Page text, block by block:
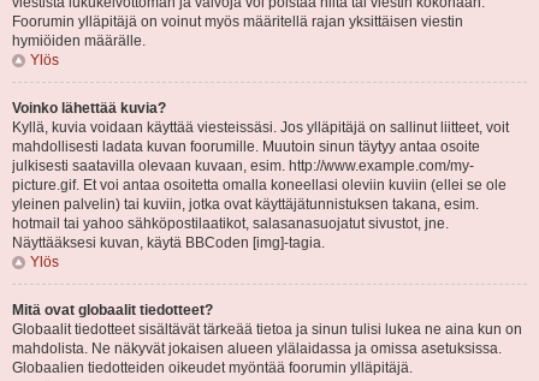
Foorumin ylläpitäjä on voinut myös määritellä rajan yksittäisen viestin
hymiöiden määrälle.
Ylös
Voinko lähettää kuvia?
Kyllä, kuvia voidaan käyttää viesteissäsi. Jos ylläpitäjä on sallinut liitteet, voit
mahdollisesti ladata kuvan foorumille. Muutoin sinun täytyy antaa osoite
julkisesti saatavilla olevaan kuvaan, esim. http://www.example.com/my-
picture.gif. Et voi antaa osoitetta omalla koneellasi oleviin kuviin (ellei se ole
yleinen palvelin) tai kuviin, jotka ovat käyttäjätunnistuksen takana, esim.
hotmail tai yahoo sähköpostilaatikot, salasanasuojatut sivustot, jne.
Näyttääksesi kuvan, käytä BBCoden [img]-tagia.
Ylös
Mitä ovat globaalit tiedotteet?
Globaalit tiedotteet sisältävät tärkeää tietoa ja sinun tulisi lukea ne aina kun on
mahdolista. Ne näkyvät jokaisen alueen ylälaidassa ja omissa asetuksissa.
Globaalien tiedotteiden oikeudet myöntää foorumin ylläpitäjä.